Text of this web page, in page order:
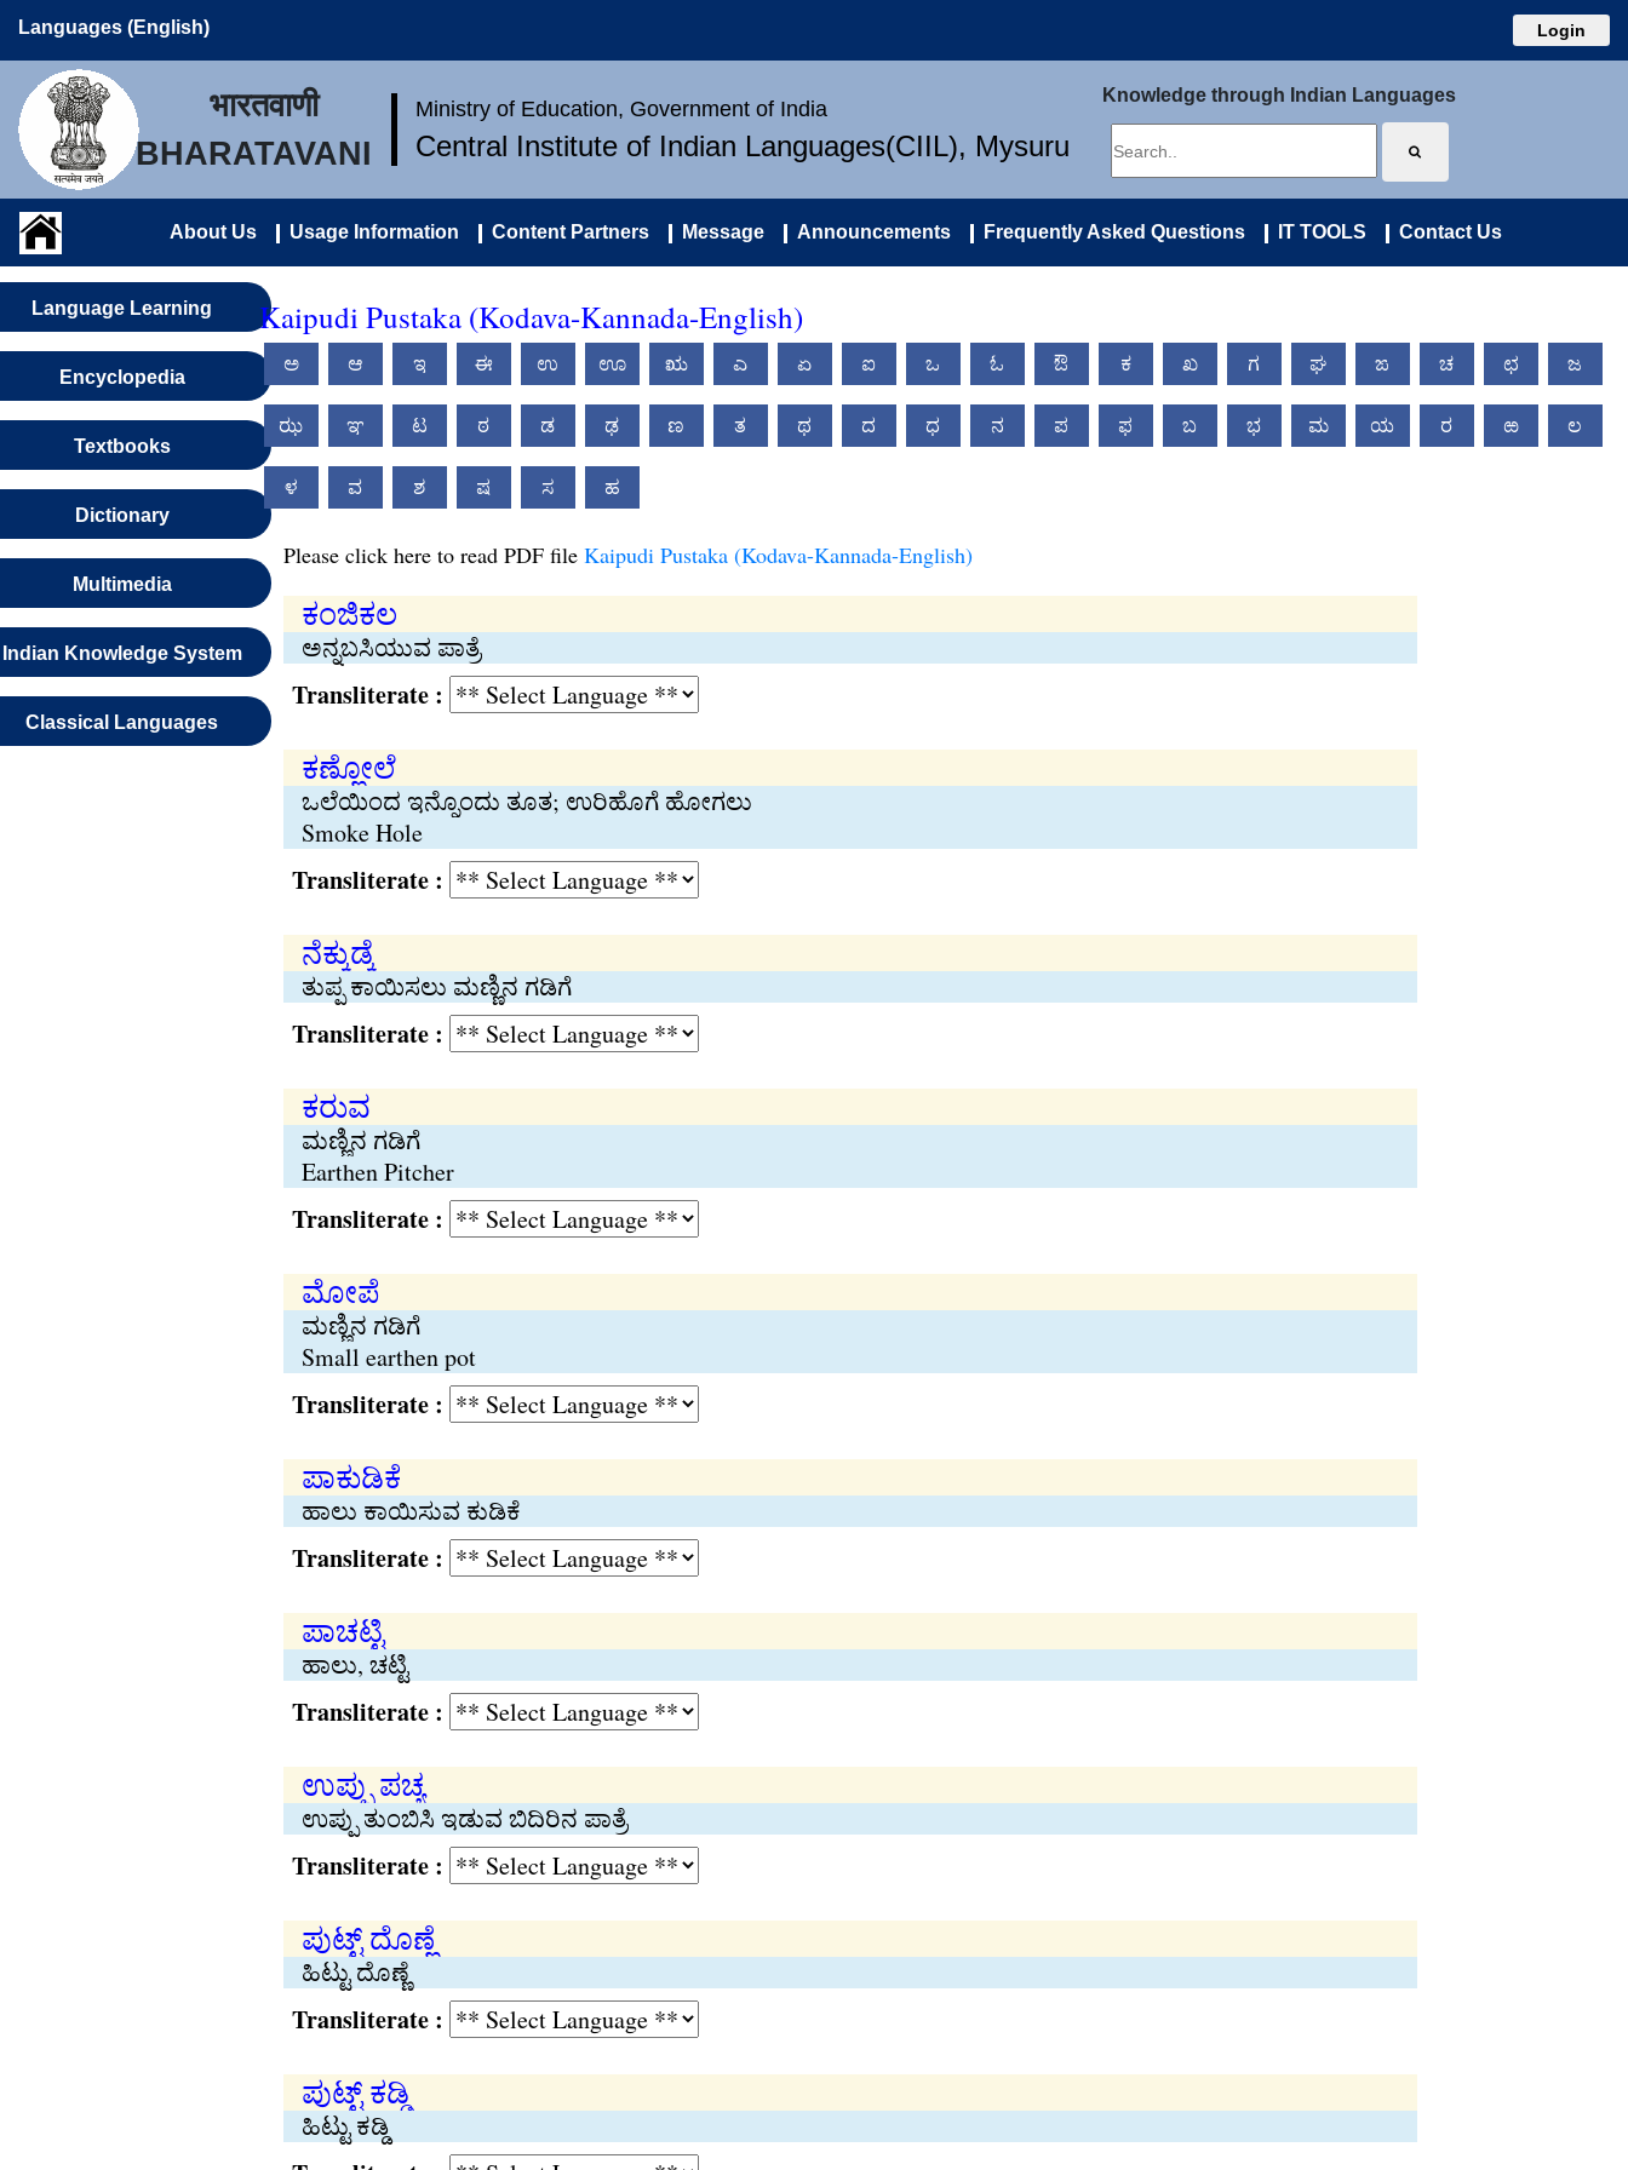
Languages (English) Login
भारतवाणी
BHARATAVANI
Ministry of Education, Government of India
Central Institute of Indian Languages(CIIL), Mysuru
Knowledge through Indian Languages
About Us Usage Information Content Partners Message Announcements Frequently Asked Questions IT TOOLS Contact Us
Language Learning
Encyclopedia
Textbooks
Dictionary
Multimedia
Indian Knowledge System
Classical Languages
Kaipudi Pustaka (Kodava-Kannada-English)
ಅ ಆ ಇ ಈ ಉ ಊ ಋ ಎ ಏ ಐ ಒ ಓ ಔ ಕ ಖ ಗ ಘ ಙ ಚ ಛ ಜ
ಝ ಞ ಟ ಠ ಡ ಢ ಣ ತ ಥ ದ ಧ ನ ಪ ಫ ಬ ಭ ಮ ಯ ರ ಱ ಲ
ಳ ವ ಶ ಷ ಸ ಹ
Please click here to read PDF file Kaipudi Pustaka (Kodava-Kannada-English)
ಕಂಜಿಕಲ
ಅನ್ನಬಸಿಯುವ ಪಾತ್ರೆ
Transliterate :
ಕಣ್ಣೋಲೆ
ಒಲೆಯಿಂದ ಇನ್ನೊಂದು ತೂತ; ಉರಿಹೊಗೆ ಹೋಗಲು
Smoke Hole
Transliterate :
ನೆಕ್ಕುಡ್ಕೆ
ತುಪ್ಪ ಕಾಯಿಸಲು ಮಣ್ಣಿನ ಗಡಿಗೆ
Transliterate :
ಕರುವ
ಮಣ್ಣಿನ ಗಡಿಗೆ
Earthen Pitcher
Transliterate :
ಮೋಪೆ
ಮಣ್ಣಿನ ಗಡಿಗೆ
Small earthen pot
Transliterate :
ಪಾಕುಡಿಕೆ
ಹಾಲು ಕಾಯಿಸುವ ಕುಡಿಕೆ
Transliterate :
ಪಾಚಟ್ಟಿ
ಹಾಲು, ಚಟ್ಟಿ
Transliterate :
ಉಪ್ಪು ಪಚ್ಯ
ಉಪ್ಪು ತುಂಬಿಸಿ ಇಡುವ ಬಿದಿರಿನ ಪಾತ್ರೆ
Transliterate :
ಪುಟ್ಟ್ ದೊಣ್ಣೆ
ಹಿಟ್ಟು ದೊಣ್ಣೆ
Transliterate :
ಪುಟ್ಟ್ ಕಡ್ಡಿ
ಹಿಟ್ಟು ಕಡ್ಡಿ